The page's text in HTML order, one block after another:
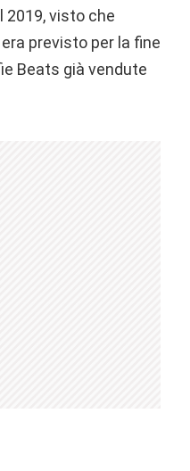
2019, visto che
previsto per la fine
Beats già vendute